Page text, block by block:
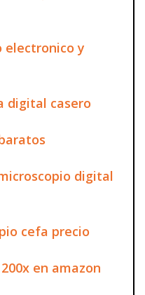
electronico y
digital casero
digital
cefa precio
en amazon